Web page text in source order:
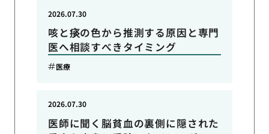
咳と痰の色から推測する原因と専門
医へ相談すべきタイミング
2026.07.30
医療
医師に聞く脳貧血の裏側に隠された
2026.07.30